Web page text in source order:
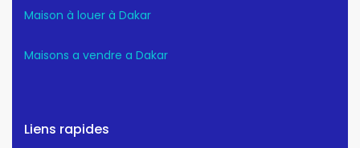
Maison à louer à Dakar
Maisons a vendre a Dakar
Liens rapides